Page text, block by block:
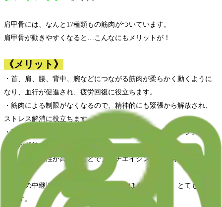
肩甲骨には、なんと17種類もの筋肉がついています。
肩甲骨が動きやすくなると…こんなにもメリットが！
《メリット》
・首、肩、腰、背中、腕などにつながる筋肉が柔らかく動くように
なり、血行が促進され、疲労回復に役立ちます。
・筋肉による制限がなくなるので、精神的にも緊張から解放され、
ストレス解消に役立ちます。
・正しい姿勢を楽に維持できるため、バストアップ・ヒップアップ
効果が期待できます。
・肉体の柔軟性が高まることでアンチエイジングが期待できます。
上半身の中継地点である肩甲骨を中心にほぐすことは、とても効率
的です。